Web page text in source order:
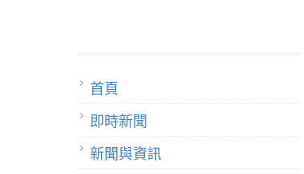
首頁
即時新聞
新聞與資訊